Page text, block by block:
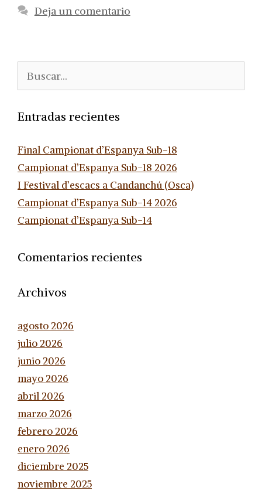
Deja un comentario
Entradas recientes
Final Campionat d’Espanya Sub-18
Campionat d’Espanya Sub-18 2026
I Festival d’escacs a Candanchú (Osca)
Campionat d’Espanya Sub-14 2026
Campionat d’Espanya Sub-14
Comentarios recientes
Archivos
agosto 2026
julio 2026
junio 2026
mayo 2026
abril 2026
marzo 2026
febrero 2026
enero 2026
diciembre 2025
noviembre 2025